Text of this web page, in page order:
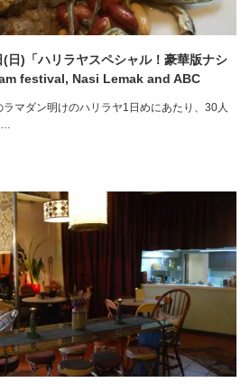
)「ハリラヤスペシャル！豪華版ナシ
festival, Nasi Lemak and ABC
マダン明けのハリラヤ1日めにあたり、30人